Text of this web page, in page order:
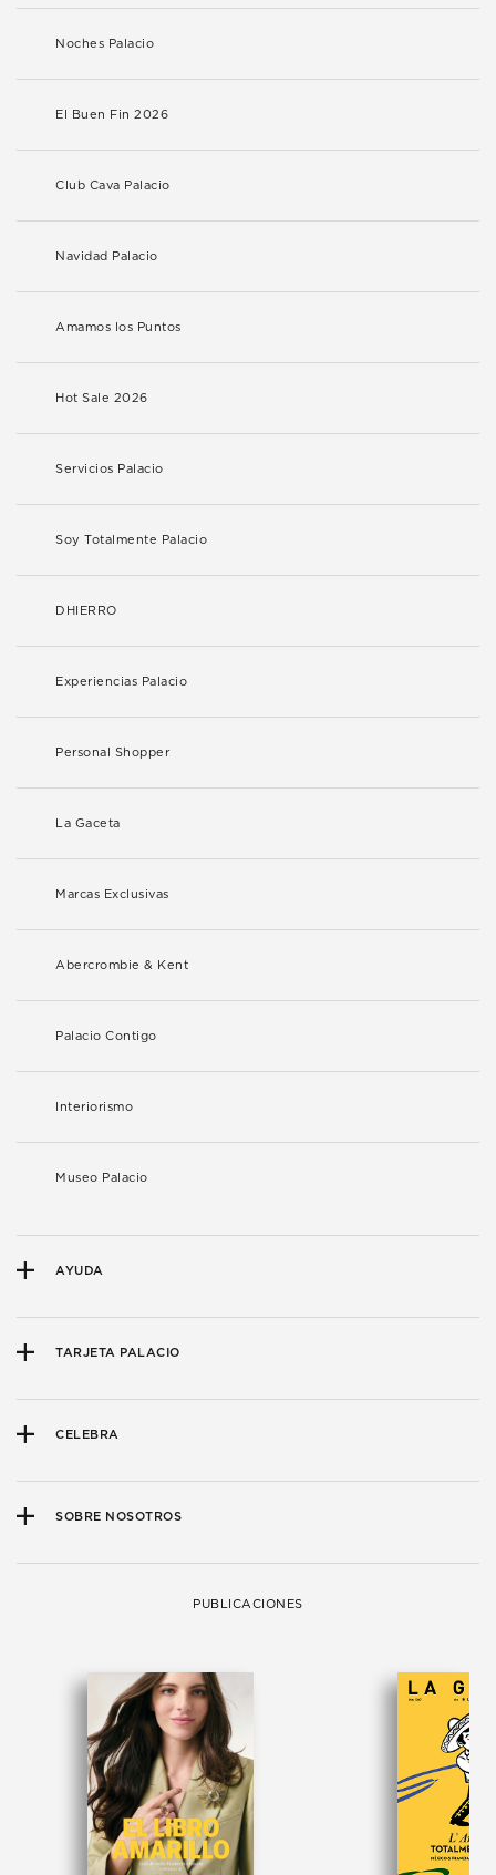
Noches Palacio
El Buen Fin 2026
Club Cava Palacio
Navidad Palacio
Amamos los Puntos
Hot Sale 2026
Servicios Palacio
Soy Totalmente Palacio
DHIERRO
Experiencias Palacio
Personal Shopper
La Gaceta
Marcas Exclusivas
Abercrombie & Kent
Palacio Contigo
Interiorismo
Museo Palacio
AYUDA
TARJETA PALACIO
CELEBRA
SOBRE NOSOTROS
PUBLICACIONES